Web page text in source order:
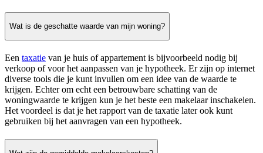
Wat is de geschatte waarde van mijn woning?
Een taxatie van je huis of appartement is bijvoorbeeld nodig bij
verkoop of voor het aanpassen van je hypotheek. Er zijn op internet
diverse tools die je kunt invullen om een idee van de waarde te
krijgen. Echter om echt een betrouwbare schatting van de
woningwaarde te krijgen kun je het beste een makelaar inschakelen.
Het voordeel is dat je het rapport van de taxatie later ook kunt
gebruiken bij het aanvragen van een hypotheek.